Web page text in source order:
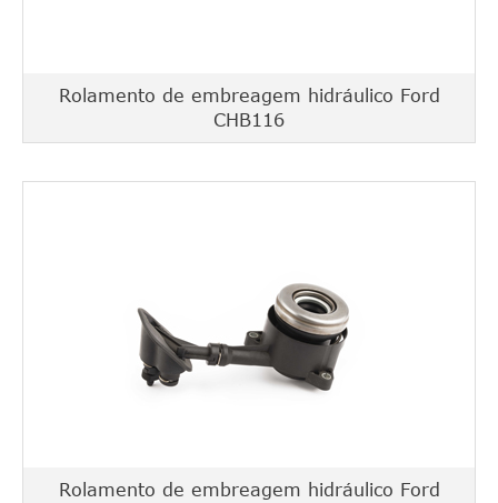
Rolamento de embreagem hidráulico Ford
CHB116
Rolamento de embreagem hidráulico Ford